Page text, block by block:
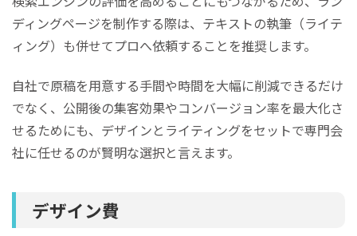
ディングページを制作する際は、テキストの執筆（ライテ
ィング）も併せてプロへ依頼することを推奨します。
自社で原稿を用意する手間や時間を大幅に削減できるだけ
でなく、公開後の集客効果やコンバージョン率を最大化さ
せるためにも、デザインとライティングをセットで専門会
社に任せるのが賢明な選択と言えます。
デザイン費